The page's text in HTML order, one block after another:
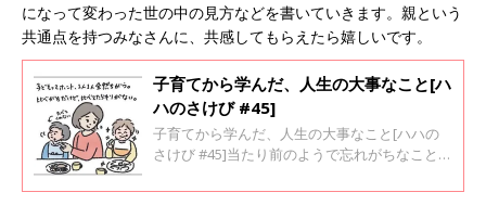
になって変わった世の中の見方などを書いていきます。親という
共通点を持つみなさんに、共感してもらえたら嬉しいです。
子育てから学んだ、人生の大事なこと[ハ
ハのさけび #45]
子育てから学んだ、人生の大事なこと[ハハの
さけび #45]当たり前のようで忘れがちなことな
すよね。それぞれで、成長が早い部分も遅い部